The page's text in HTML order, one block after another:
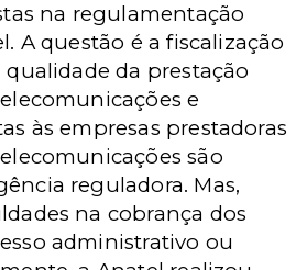
na regulamentação
A questão é a fiscalização
da prestação
e
às empresas prestadoras
são
reguladora. Mas,
na cobrança dos
administrativo ou